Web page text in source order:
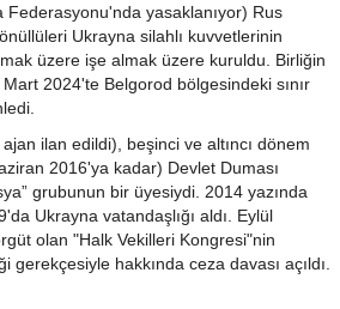
Federasyonu'nda yasaklanıyor) Rus
Ukrayna silahlı kuvvetlerinin
üzere işe almak üzere kuruldu. Birliğin
2024'te Belgorod bölgesindeki sınır
ajan ilan edildi), beşinci ve altıncı dönem
2016'ya kadar) Devlet Duması
grubunun bir üyesiydi. 2014 yazında
Ukrayna vatandaşlığı aldı. Eylül
olan "Halk Vekilleri Kongresi"nin
hakkında ceza davası açıldı.